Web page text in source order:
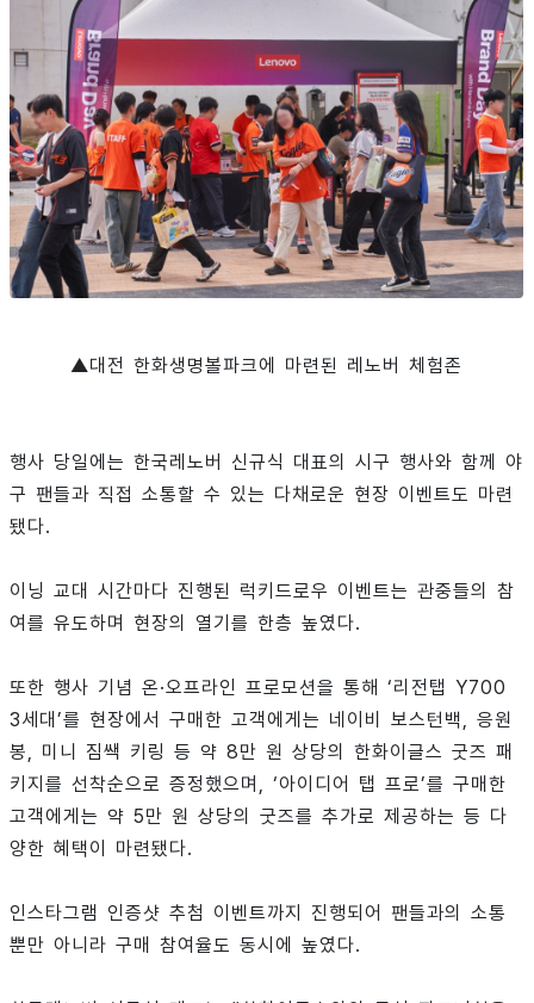
▲대전 한화생명볼파크에 마련된 레노버 체험존
행사 당일에는 한국레노버 신규식 대표의 시구 행사와 함께 야
구 팬들과 직접 소통할 수 있는 다채로운 현장 이벤트도 마련
됐다.
이닝 교대 시간마다 진행된 럭키드로우 이벤트는 관중들의 참
여를 유도하며 현장의 열기를 한층 높였다.
또한 행사 기념 온·오프라인 프로모션을 통해 ‘리전탭 Y700
3세대’를 현장에서 구매한 고객에게는 네이비 보스턴백, 응원
봉, 미니 짐쌕 키링 등 약 8만 원 상당의 한화이글스 굿즈 패
키지를 선착순으로 증정했으며, ‘아이디어 탭 프로’를 구매한
고객에게는 약 5만 원 상당의 굿즈를 추가로 제공하는 등 다
양한 혜택이 마련됐다.
인스타그램 인증샷 추첨 이벤트까지 진행되어 팬들과의 소통
뿐만 아니라 구매 참여율도 동시에 높였다.